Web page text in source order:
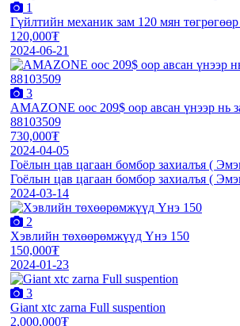
1
Гүйлтийн механик зам 120 мян төгрөгөөр
120,000₮
2024-06-21
3
AMAZONE оос 209$ оор авсан үнээр нь
88103509
730,000₮
2024-04-05
Гоёлын цав цагаан бомбор захиалъя (
Гоёлын цав цагаан бомбор захиалъя (
2024-03-14
2
Хэвлийн төхөөрөмжүүд Үнэ 150
150,000₮
2024-01-23
3
Giant xtc zarna Full suspention
2,000,000₮